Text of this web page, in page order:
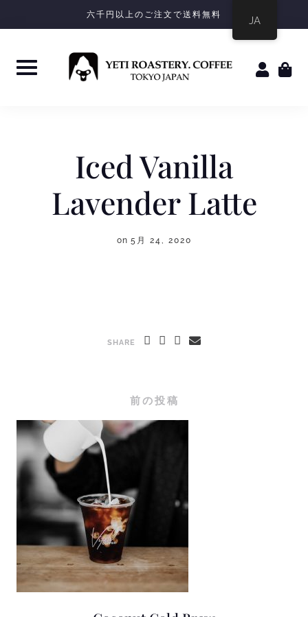
六千円以上のご注文で送料無料
Iced Vanilla
Lavender Latte
on 5月 24, 2020
SHARE
前の投稿
JA